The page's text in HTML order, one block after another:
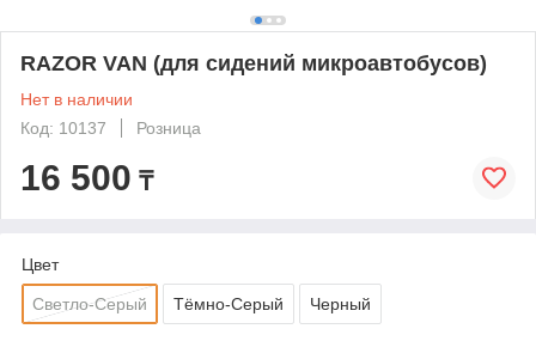
RAZOR VAN (для сидений микроавтобусов)
Нет в наличии
Код: 10137
Розница
16 500 ₸
Цвет
Светло-Серый Тёмно-Серый Черный